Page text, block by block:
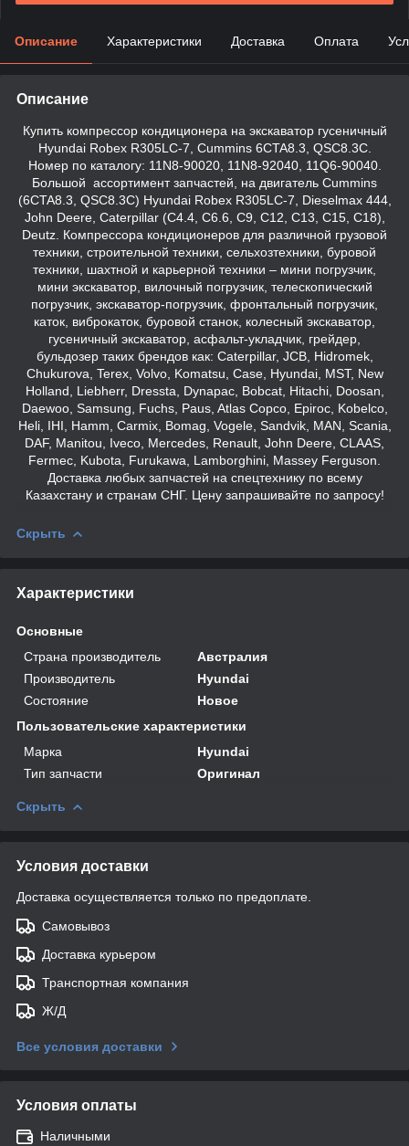
Описание Характеристики Доставка Оплата
Описание
Купить компрессор кондиционера на экскаватор гусеничный
Hyundai Robex R305LC-7, Cummins 6CTA8.3, QSC8.3C.
Номер по каталогу: 11N8-90020, 11N8-92040, 11Q6-90040.
Большой ассортимент запчастей, на двигатель Cummins
(6CTA8.3, QSC8.3C) Hyundai Robex R305LC-7, Dieselmax 444,
John Deere, Caterpillar (C4.4, C6.6, C9, C12, C13, C15, C18),
Deutz. Компрессора кондиционеров для различной грузовой
техники, строительной техники, сельхозтехники, буровой
техники, шахтной и карьерной техники – мини погрузчик,
мини экскаватор, вилочный погрузчик, телескопический
погрузчик, экскаватор-погрузчик, фронтальный погрузчик,
каток, виброкаток, буровой станок, колесный экскаватор,
гусеничный экскаватор, асфальт-укладчик, грейдер,
бульдозер таких брендов как: Caterpillar, JCB, Hidromek,
Chukurova, Terex, Volvo, Komatsu, Case, Hyundai, MST, New
Holland, Liebherr, Dressta, Dynapac, Bobcat, Hitachi, Doosan,
Daewoo, Samsung, Fuchs, Paus, Atlas Copco, Epiroc, Kobelco,
Heli, IHI, Hamm, Carmix, Bomag, Vogele, Sandvik, MAN, Scania,
DAF, Manitou, Iveco, Mercedes, Renault, John Deere, CLAAS,
Fermec, Kubota, Furukawa, Lamborghini, Massey Ferguson.
Доставка любых запчастей на спецтехнику по всему
Казахстану и странам СНГ. Цену запрашивайте по запросу!
Скрыть
Характеристики
Основные
Страна производитель
Австралия
Производитель
Hyundai
Состояние
Новое
Пользовательские характеристики
Марка
Hyundai
Тип запчасти
Оригинал
Скрыть
Условия доставки
Доставка осуществляется только по предоплате.
Самовывоз
Доставка курьером
Транспортная компания
Ж/Д
Все условия доставки
Условия оплаты
Наличными